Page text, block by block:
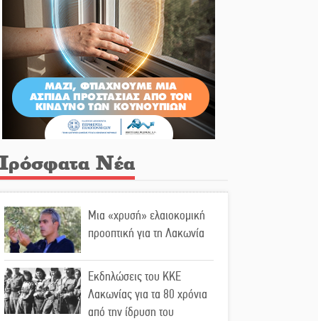
Νέα
Μια «χρυσή» ελαιοκομική
προοπτική για τη Λακωνία
Εκδηλώσεις του ΚΚΕ
Λακωνίας για τα 80 χρόνια
από την ίδρυση του